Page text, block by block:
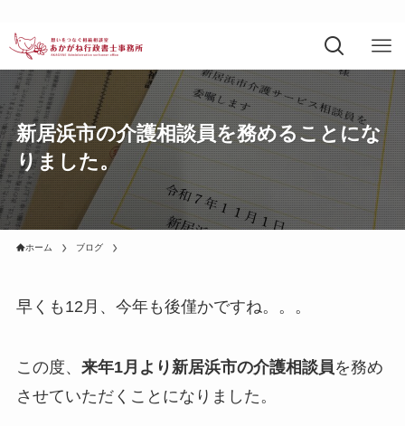
新居浜市の介護相談員を務めることにな
りました。
ホーム ブログ
早くも12月、今年も後僅かですね。。。
この度、 来年1月より新居浜市の介護相談員を務め
させていただくことになりました。